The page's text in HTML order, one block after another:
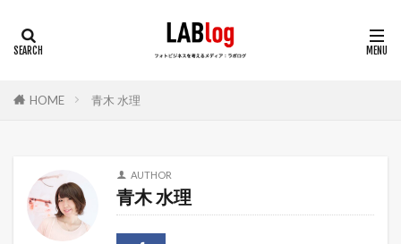
HOME 青木 水理
AUTHOR
青木 水理